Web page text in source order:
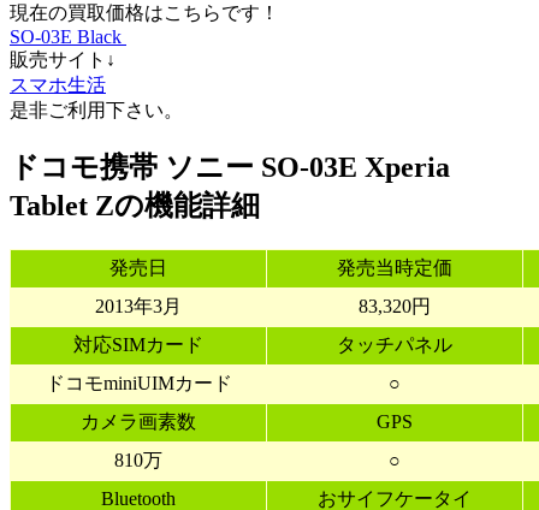
現在の買取価格はこちらです！
SO-03E Black
販売サイト↓
スマホ生活
是非ご利用下さい。
ドコモ携帯 ソニー SO-03E Xperia
Tablet Zの機能詳細
発売日
発売当時定価
2013年3月
83,320円
対応SIMカード
タッチパネル
ドコモminiUIMカード
○
カメラ画素数
GPS
810万
○
Bluetooth
おサイフケータイ